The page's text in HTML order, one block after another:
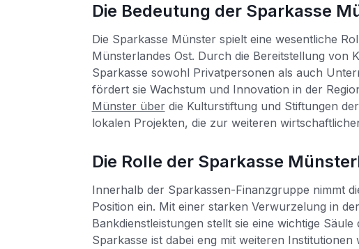
Die Bedeutung der Sparkasse
Die Sparkasse Münster spielt eine wesentliche
Münsterlandes Ost. Durch die Bereitstellung von
Sparkasse sowohl Privatpersonen als auch
fördert sie Wachstum und Innovation in der
Münster überdie Kulturstiftung und Stiftungen
lokalen Projekten, die zur weiteren
Die Rolle der Sparkasse
Innerhalb der Sparkassen-Finanzgruppe nimmt
Position ein. Mit einer starken Verwurzelung in
Bankdienstleistungen stellt sie eine wichtige
Sparkasse ist dabei eng mit weiteren